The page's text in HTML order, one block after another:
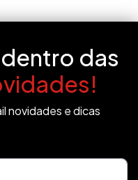
das
novidades e dicas